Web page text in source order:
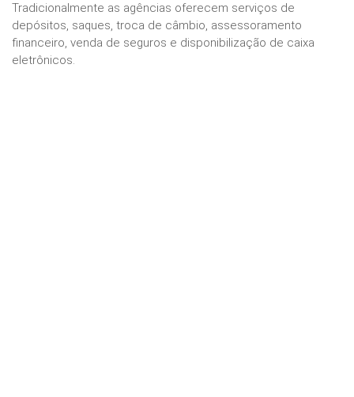
Tradicionalmente as agências oferecem serviços de
depósitos, saques, troca de câmbio, assessoramento
financeiro, venda de seguros e disponibilização de caixa
eletrônicos.